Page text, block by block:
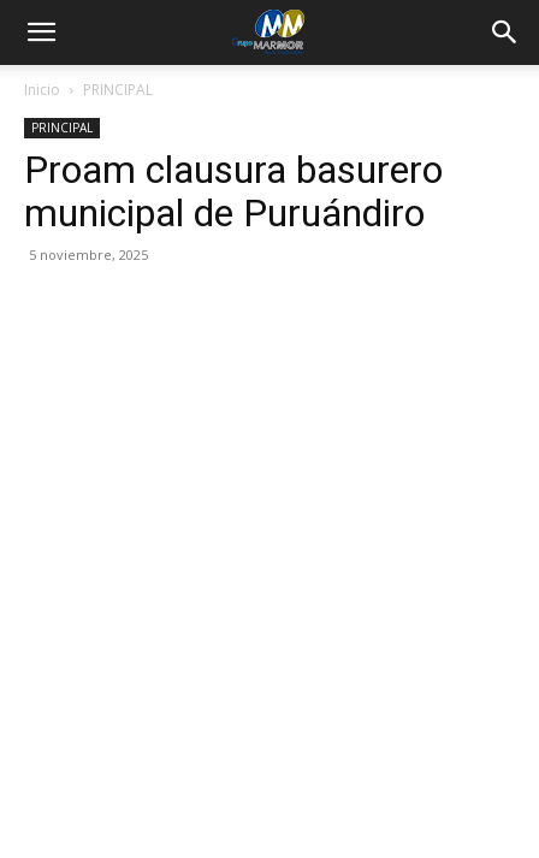
Inicio PRINCIPAL
PRINCIPAL
Proam clausura basurero
municipal de Puruándiro
5 noviembre, 2025